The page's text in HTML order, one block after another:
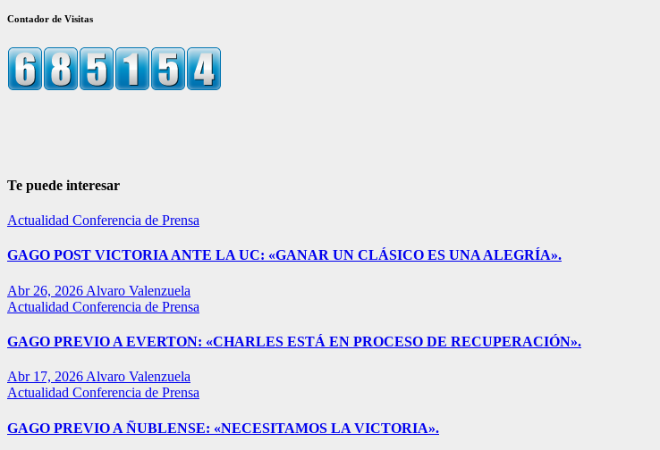
Contador de Visitas
Te puede interesar
Actualidad Conferencia de Prensa
GAGO POST VICTORIA ANTE LA UC: «GANAR UN CLÁSICO ES UNA ALEGRÍA».
Abr 26, 2026 Alvaro Valenzuela
Actualidad Conferencia de Prensa
GAGO PREVIO A EVERTON: «CHARLES ESTÁ EN PROCESO DE RECUPERACIÓN».
Abr 17, 2026 Alvaro Valenzuela
Actualidad Conferencia de Prensa
GAGO PREVIO A ÑUBLENSE: «NECESITAMOS LA VICTORIA».